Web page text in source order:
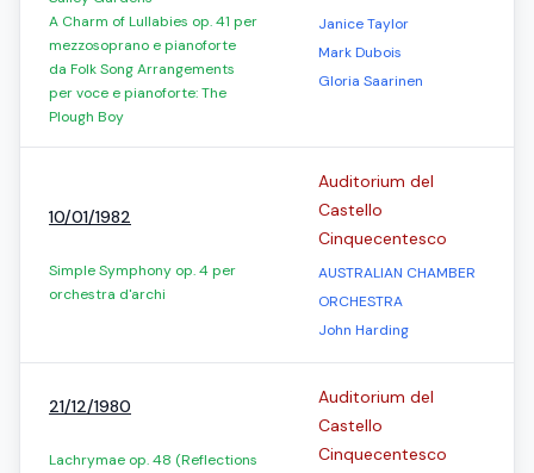
A Charm of Lullabies op. 41 per
mezzosoprano e pianoforte
da Folk Song Arrangements
per voce e pianoforte: The
Plough Boy
Janice Taylor
Mark Dubois
Gloria Saarinen
10/01/1982
Simple Symphony op. 4 per
orchestra d'archi
Auditorium del
Castello
Cinquecentesco
AUSTRALIAN CHAMBER
ORCHESTRA
John Harding
21/12/1980
Lachrymae op. 48 (Reflections
Auditorium del
Castello
Cinquecentesco